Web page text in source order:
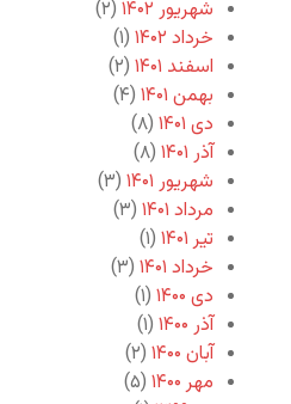
شهریور ۱۴۰۲
(۲)
خرداد ۱۴۰۲
(۱)
اسفند ۱۴۰۱
(۲)
بهمن ۱۴۰۱
(۴)
دی ۱۴۰۱
(۸)
آذر ۱۴۰۱
(۸)
شهریور ۱۴۰۱
(۳)
مرداد ۱۴۰۱
(۳)
تیر ۱۴۰۱
(۱)
خرداد ۱۴۰۱
(۳)
دی ۱۴۰۰
(۱)
آذر ۱۴۰۰
(۱)
آبان ۱۴۰۰
(۲)
مهر ۱۴۰۰
(۵)